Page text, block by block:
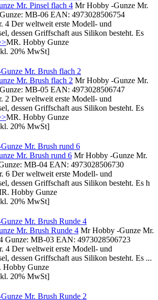
Mr. Pinsel flach 4 Mr Hobby -Gunze Mr.
MB-06 EAN: 4973028506754
4 Der weltweit erste Modell- und
dessen Griffschaft aus Silikon besteht. Es
MR. Hobby Gunze
20% MwSt]
Mr. Brush flach 2 Mr Hobby -Gunze Mr.
MB-05 EAN: 4973028506747
2 Der weltweit erste Modell- und
dessen Griffschaft aus Silikon besteht. Es
MR. Hobby Gunze
20% MwSt]
Mr. Brush rund 6 Mr Hobby -Gunze Mr.
MB-04 EAN: 4973028506730
6 Der weltweit erste Modell- und
dessen Griffschaft aus Silikon besteht. Es h
Hobby Gunze
20% MwSt]
Mr. Brush Runde 4 Mr Hobby -Gunze Mr.
Gunze: MB-03 EAN: 4973028506723
4 Der weltweit erste Modell- und
dessen Griffschaft aus Silikon besteht. Es ...
Hobby Gunze
20% MwSt]